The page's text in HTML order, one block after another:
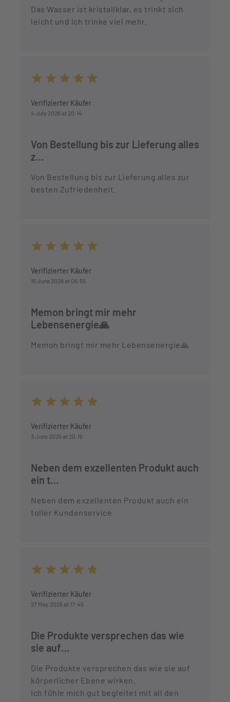
Das Wasser ist kristallklar, es trinkt sich
leicht und ich trinke viel mehr.
Verifizierter Käufer
4 July 2026 at 20:14
Von Bestellung bis zur Lieferung alles
z…
Von Bestellung bis zur Lieferung alles zur
besten Zufriedenheit.
Verifizierter Käufer
15 June 2026 at 06:55
Memon bringt mir mehr
Lebensenergie🙏
Memon bringt mir mehr Lebensenergie🙏
Verifizierter Käufer
3 June 2026 at 20:15
Neben dem exzellenten Produkt auch
ein t…
Neben dem exzellenten Produkt auch ein
toller Kundenservice
Verifizierter Käufer
27 May 2026 at 17:45
Die Produkte versprechen das wie
sie auf…
Die Produkte versprechen das wie sie auf
körperlicher Ebene wirken.
Ich fühle mich gut begleitet mit all den